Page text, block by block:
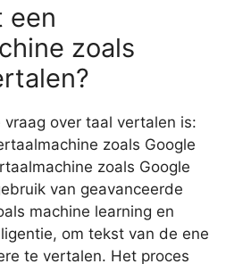
een
zoals
vraag over taal vertalen is:
zoals Google
zoals Google
van geavanceerde
machine learning en
om tekst van de ene
te vertalen. Het proces